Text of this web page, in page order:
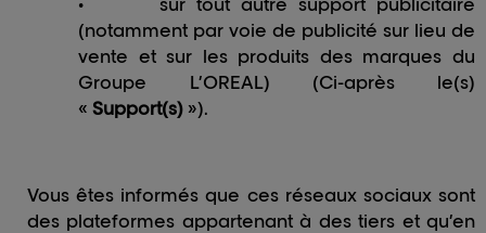
•
sur tout autre support publicitaire
(notamment par voie de publicité sur lieu de
vente et sur les produits des marques du
Groupe L’OREAL) (Ci-après le(s)
«Support(s) »).
Vous êtes informés que ces réseaux sociaux sont
des plateformes appartenant à des tiers et qu’en